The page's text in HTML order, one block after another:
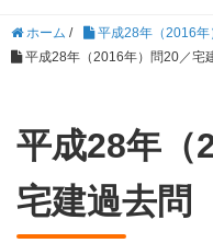
ホーム / 平成28年（2016
平成28年（2016年）問20／宅
平成28年（
宅建過去問